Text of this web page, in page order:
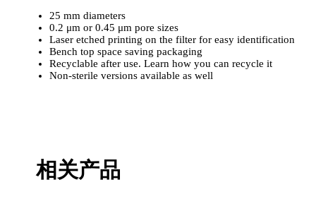
25 mm diameters
0.2 μm or 0.45 μm pore sizes
Laser etched printing on the filter for easy identification
Bench top space saving packaging
Recyclable after use. Learn how you can recycle it
Non-sterile versions available as well
相关产品